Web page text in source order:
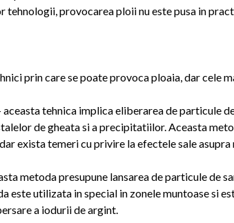
provocarea ploii nu este pusa in
prin care se poate provoca ploaia, dar cele
tehnica implica eliberarea de particule
de gheata si a precipitatiilor. Aceasta
exista temeri cu privire la efectele sale asupra
metoda presupune lansarea de particule de
este utilizata in special in zonele muntoase si
a iodurii de argint.